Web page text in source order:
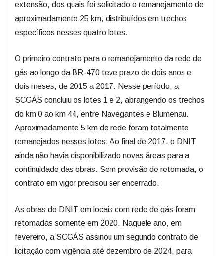
extensão, dos quais foi solicitado o remanejamento de
aproximadamente 25 km, distribuídos em trechos
específicos nesses quatro lotes.
O primeiro contrato para o remanejamento da rede de
gás ao longo da BR-470 teve prazo de dois anos e
dois meses, de 2015 a 2017. Nesse período, a
SCGÁS concluiu os lotes 1 e 2, abrangendo os trechos
do km 0 ao km 44, entre Navegantes e Blumenau.
Aproximadamente 5 km de rede foram totalmente
remanejados nesses lotes. Ao final de 2017, o DNIT
ainda não havia disponibilizado novas áreas para a
continuidade das obras. Sem previsão de retomada, o
contrato em vigor precisou ser encerrado.
As obras do DNIT em locais com rede de gás foram
retomadas somente em 2020. Naquele ano, em
fevereiro, a SCGÁS assinou um segundo contrato de
licitação com vigência até dezembro de 2024, para